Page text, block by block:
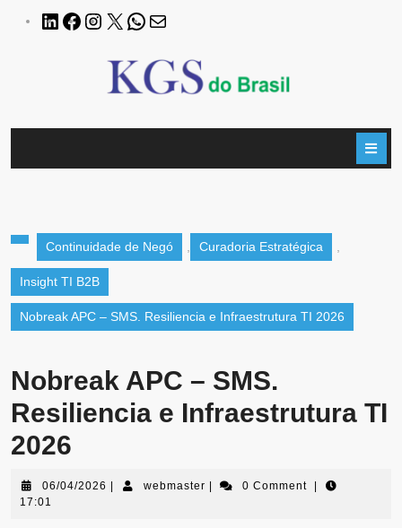
Continuidade de Negó Curadoria Estratégica
Insight TI B2B
Nobreak APC – SMS. Resiliencia e Infraestrutura TI 2026
Nobreak APC – SMS.
Resiliencia e Infraestrutura TI
2026
06/04/2026 webmaster 0 Comment
17:01